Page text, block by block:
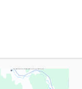
esittää tämän sivun